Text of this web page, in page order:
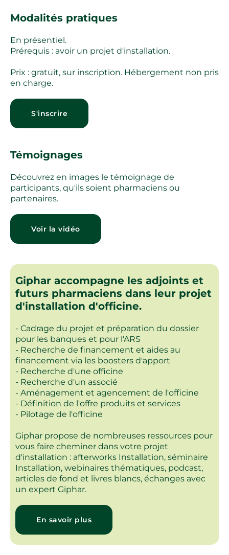
Modalités pratiques
En présentiel.
Prérequis : avoir un projet d'installation.
Prix : gratuit, sur inscription. Hébergement non pris
en charge.
S'inscrire
Témoignages
Découvrez en images le témoignage de
participants, qu'ils soient pharmaciens ou
partenaires.
Voir la vidéo
Giphar accompagne les adjoints et
futurs pharmaciens dans leur projet
d'installation d'officine.
- Cadrage du projet et préparation du dossier
pour les banques et pour l'ARS
- Recherche de financement et aides au
financement via les boosters d'apport
- Recherche d'une officine
- Recherche d'un associé
- Aménagement et agencement de l'officine
- Définition de l'offre produits et services
- Pilotage de l'officine
Giphar propose de nombreuses ressources pour
vous faire cheminer dans votre projet
d'installation : afterworks Installation, séminaire
Installation, webinaires thématiques, podcast,
articles de fond et livres blancs, échanges avec
un expert Giphar.
En savoir plus